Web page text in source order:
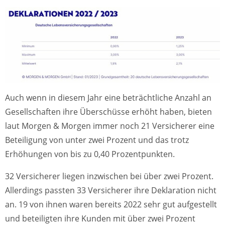
Auch wenn in diesem Jahr eine beträchtliche Anzahl an
Gesellschaften ihre Überschüsse erhöht haben, bieten
laut Morgen & Morgen immer noch 21 Versicherer eine
Beteiligung von unter zwei Prozent und das trotz
Erhöhungen von bis zu 0,40 Prozentpunkten.
32 Versicherer liegen inzwischen bei über zwei Prozent.
Allerdings passten 33 Versicherer ihre Deklaration nicht
an. 19 von ihnen waren bereits 2022 sehr gut aufgestellt
und beteiligten ihre Kunden mit über zwei Prozent